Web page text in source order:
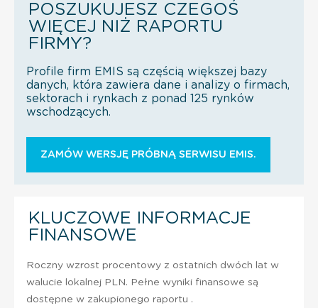
POSZUKUJESZ CZEGOŚ
WIĘCEJ NIŻ RAPORTU
FIRMY?
Profile firm EMIS są częścią większej bazy
danych, która zawiera dane i analizy o firmach,
sektorach i rynkach z ponad 125 rynków
wschodzących.
ZAMÓW WERSJĘ PRÓBNĄ SERWISU EMIS.
KLUCZOWE INFORMACJE
FINANSOWE
Roczny wzrost procentowy z ostatnich dwóch lat w
walucie lokalnej PLN. Pełne wyniki finansowe są
dostępne w zakupionego raportu .